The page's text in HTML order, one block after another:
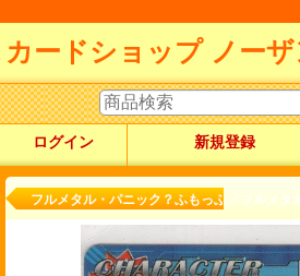
カードショップ ノー
ログイン 新規登録
商品詳細
フルメタル・パニック？ふもっふ／フルメタ